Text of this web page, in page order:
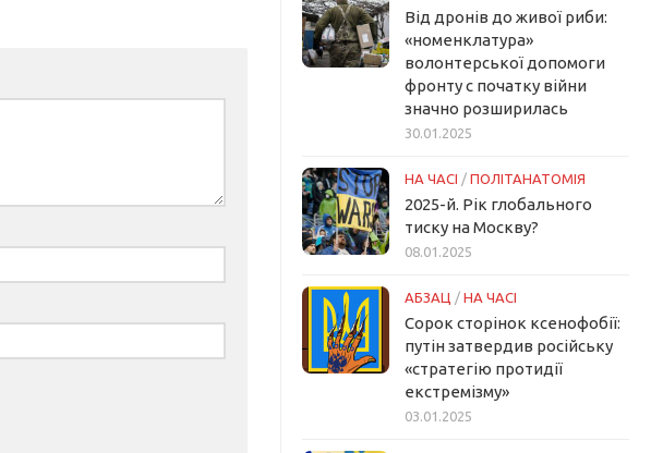
Від дронів до живої риби:
«номенклатура»
волонтерської допомоги
фронту с початку війни
значно розширилась
30.01.2025
НА ЧАСІ / ПОЛІТАНАТОМІЯ
2025-й. Рік глобального
тиску на Москву?
08.01.2025
АБЗАЦ / НА ЧАСІ
Сорок сторінок ксенофобії:
путін затвердив російську
«стратегію протидії
екстремізму»
03.01.2025